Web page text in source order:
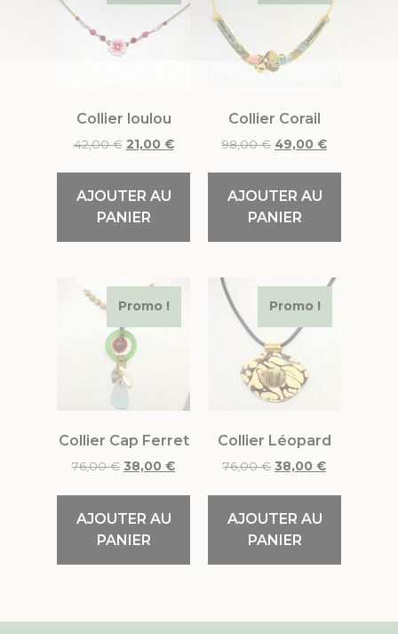
Collier loulou
42,00€ 21,00 €
AJOUTER AU
PANIER
Collier Corail
98,00€ 49,00 €
AJOUTER AU
PANIER
Promo !
Collier Cap Ferret
76,00€ 38,00 €
AJOUTER AU
PANIER
Promo !
Collier Léopard
76,00€ 38,00 €
AJOUTER AU
PANIER